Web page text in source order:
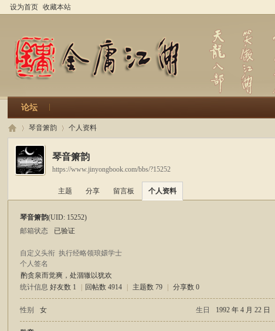
设为首页 收藏本站
论坛
›
琴音箫韵 个人资料
琴音箫韵
https://www.jinyongbook.com/bbs/?15252
主题 分享 留言板 个人资料
琴音箫韵(UID: 15252)
邮箱状态
已验证
自定义头衔执行经略领琅嬛学士
个人签名
酌贪泉而觉爽，处涸辙以犹欢
统计信息 好友数 1 回帖数 4914 主题数 79 分享数 0
性别 女 生日 1992 年 4 月 22 日